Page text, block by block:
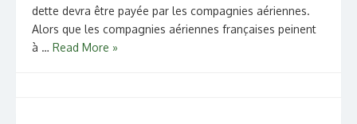
dette devra être payée par les compagnies aériennes.
Alors que les compagnies aériennes françaises peinent
à … Read More »